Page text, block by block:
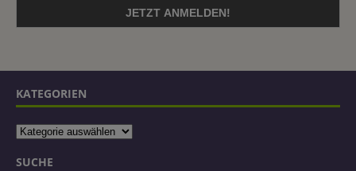
KATEGORIEN
SUCHE